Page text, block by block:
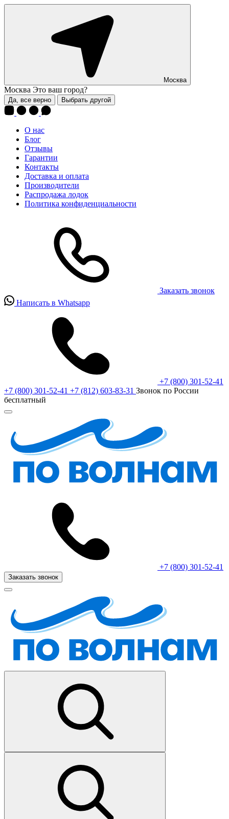
Москва
Москва Это ваш город?
Да, все верно Выбрать другой
О нас
Блог
Отзывы
Гарантии
Контакты
Доставка и оплата
Производители
Распродажа лодок
Политика конфиденциальности
Заказать звонок
Написать в Whatsapp
+7 (800) 301-52-41
+7 (800) 301-52-41 +7 (812) 603-83-31 Звонок по России
бесплатный
+7 (800) 301-52-41
Заказать звонок